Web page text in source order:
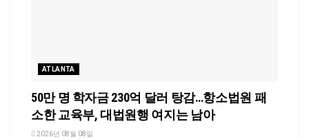
ATLANTA
50만 명 학자금 230억 달러 탕감…항소법원 패
소한 교육부, 대법원행 여지는 남아
2026년 08월 08일